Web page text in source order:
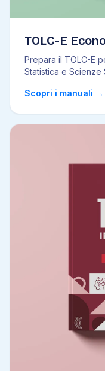
TOLC-E
Prepara il TOLC-E
Statistica e Scienze
Scopri i manuali →